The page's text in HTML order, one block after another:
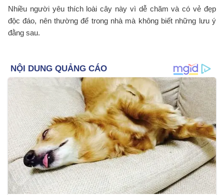
Nhiều người yêu thích loài cây này vì dễ chăm và có vẻ đẹp
độc đáo, nên thường để trong nhà mà không biết những lưu ý
đằng sau.